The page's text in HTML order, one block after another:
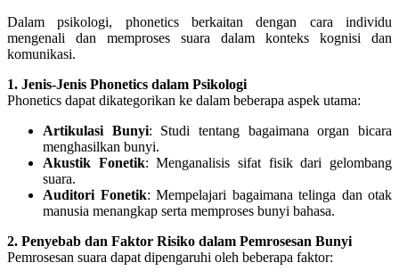
Dalam psikologi, phonetics berkaitan dengan cara individu
mengenali dan memproses suara dalam konteks kognisi dan
komunikasi.
1. Jenis-Jenis Phonetics dalam Psikologi
Phonetics dapat dikategorikan ke dalam beberapa aspek utama:
Artikulasi Bunyi: Studi tentang bagaimana organ bicara
menghasilkan bunyi.
Akustik Fonetik: Menganalisis sifat fisik dari gelombang
suara.
Auditori Fonetik: Mempelajari bagaimana telinga dan otak
manusia menangkap serta memproses bunyi bahasa.
2. Penyebab dan Faktor Risiko dalam Pemrosesan Bunyi
Pemrosesan suara dapat dipengaruhi oleh beberapa faktor: